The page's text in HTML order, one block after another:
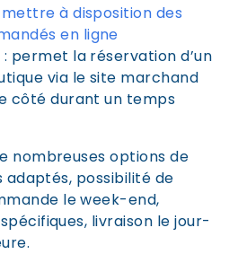
mettre à disposition des
en ligne
permet la réservation d’un
via le site marchand
côté durant un temps
nombreuses options de
adaptés, possibilité de
le week-end,
livraison le jour-